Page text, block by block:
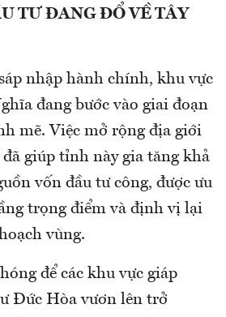
TƯ ĐANG ĐỔ VỀ TÂY
nhập hành chính, khu vực
đang bước vào giai đoạn
mẽ. Việc mở rộng địa giới
đã giúp tỉnh này gia tăng khả
vốn đầu tư công, được ưu
trọng điểm và định vị lại
vùng.
để các khu vực giáp
Đức Hòa vươn lên trở